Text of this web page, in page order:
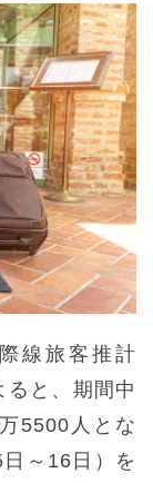
線旅客推計
ると、期間中
5500人とな
～16日）を